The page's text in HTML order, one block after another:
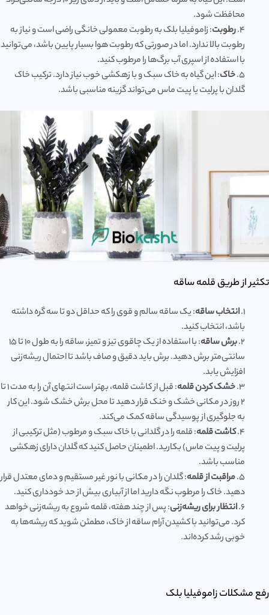
محافظت شود.
4. رطوبت: زاموفیلیا بلک به رطوبت معمولی خانگی راضی است و نیاز به
رطوبت بالا ندارد. اما در صورتی که رطوبت هوا بسیار پایین باشد، می‌توانید
با استفاده از اسپری آب برگ‌ها را مرطوب کنید.
5. خاک: این گیاه به خاک سبک و با زهکشی خوب نیاز دارد. ترکیب خاک
گلدان با پرلیت یا پیت ماس می‌تواند گزینه مناسبی باشد.
تکثیر از طریق قلمه ساقه
1. انتخاب ساقه: یک ساقه سالم و قوی را که حداقل دو تا سه گره داشته
باشد، انتخاب کنید.
2. برش ساقه
: با استفاده از یک چاقوی تیز و تمیز، ساقه را به طول ۱۰ تا ۱۵
سانتی‌متر برش دهید. برش باید دقیق و صاف باشد تا احتمال ریشه‌زنی
افزایش یابد.
3. خشک کردن قلمه
: قبل از کاشت قلمه، بهتر است انتهای آن را به مدت ۱ تا
۲ روز در مکانی خشک و خنک قرار دهید تا محل برش خشک شود. این کار
به جلوگیری از پوسیدگی ساقه کمک می‌کند.
4. کاشت قلمه: قلمه را در گلدانی با خاک سبک و مرطوب (مثل ترکیبی از
پرلیت و پیت ماس) بکارید. اطمینان حاصل کنید که گلدان دارای زهکشی
مناسب باشد.
5. مراقبت از قلمه: گلدان را در مکانی با نور غیر مستقیم و دمای معتدل قرار
دهید. خاک را مرطوب نگه دارید اما از آبیاری بیش از حد خودداری کنید.
6. انتظار برای ریشه‌زنی: پس از چند هفته، قلمه شروع به ریشه‌زنی خواهد
کرد. می‌توانید با کشیدن آرام ساقه از خاک، مطمئن شوید که ریشه‌ها به
خوبی رشد کرده‌اند.
رفع مشکلات زاموفیلیا بلک